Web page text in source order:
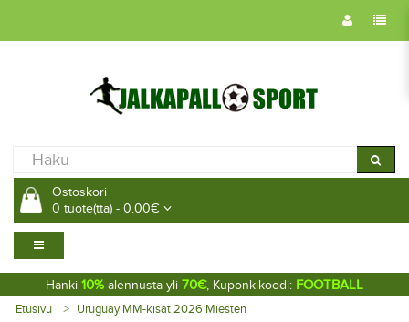
Ostoskori
0 tuote(tta) - 0.00€
Hanki 10% alennusta yli 70€, Kuponkikoodi: FOOTBALL
Etusivu Uruguay MM-kisat 2026 Miesten